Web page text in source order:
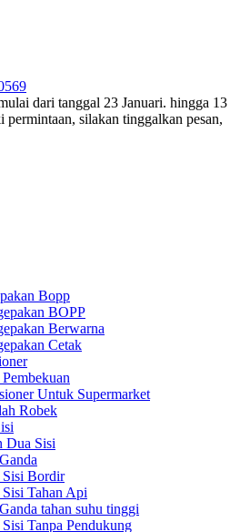
dari tanggal 23 Januari. hingga 13
silakan tinggalkan pesan,
Bopp
BOPP
Berwarna
Cetak
Untuk Supermarket
Robek
Dua Sisi
Sisi Bordir
Tahan Api
tahan suhu tinggi
Tanpa Pendukung